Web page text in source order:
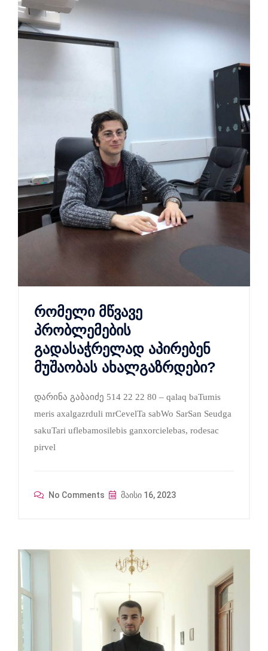
რომელი მწვავე
პრობლემების
გადასაჭრელად აპირებენ
მუშაობას ახალგაზრდები?
დარინა გაბაიძე 514 22 22 80 – qalaq baTumis
meris axalgazrduli mrCevelTa sabWo SarSan Seudga
sakuTari uflebamosilebis ganxorcielebas, rodesac
pirvel
No Comments მაისი 16, 2023